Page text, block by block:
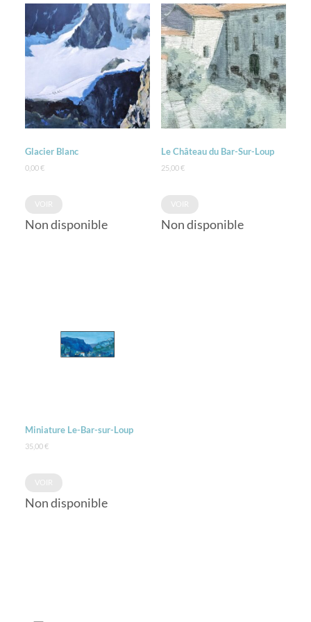
Glacier Blanc
0,00€
Non disponible
Le Château du Bar-Sur-Loup
25,00€
Non disponible
Miniature Le-Bar-sur-Loup
35,00€
Non disponible